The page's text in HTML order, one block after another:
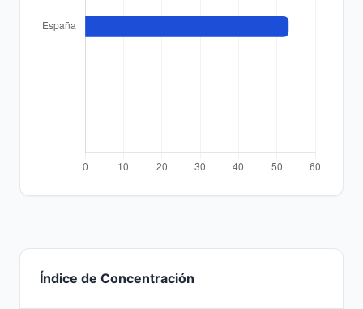
Índice de Concentración